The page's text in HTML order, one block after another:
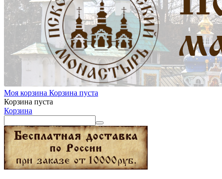
Моя корзина Корзина пуста
Корзина пуста
Корзина